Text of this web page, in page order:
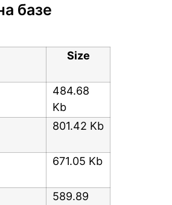
базе
Size
484.68
Kb
801.42 Kb
671.05 Kb
589.89